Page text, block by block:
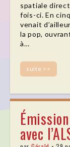
spatiale
fois-ci. En
venait
la pop,
à…
suite >>
avec